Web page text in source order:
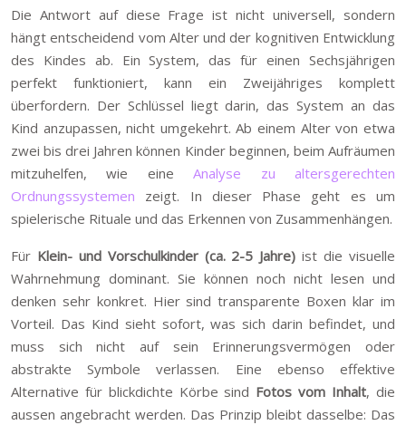
Die Antwort auf diese Frage ist nicht universell, sondern
hängt entscheidend vom Alter und der kognitiven Entwicklung
des Kindes ab. Ein System, das für einen Sechsjährigen
perfekt funktioniert, kann ein Zweijähriges komplett
überfordern. Der Schlüssel liegt darin, das System an das
Kind anzupassen, nicht umgekehrt. Ab einem Alter von etwa
zwei bis drei Jahren können Kinder beginnen, beim Aufräumen
mitzuhelfen, wie eineAnalyse zu altersgerechten
Ordnungssystemen zeigt. In dieser Phase geht es um
spielerische Rituale und das Erkennen von Zusammenhängen.
Für Klein- und Vorschulkinder (ca. 2-5 Jahre) ist die visuelle
Wahrnehmung dominant. Sie können noch nicht lesen und
denken sehr konkret. Hier sind transparente Boxen klar im
Vorteil. Das Kind sieht sofort, was sich darin befindet, und
muss sich nicht auf sein Erinnerungsvermögen oder
abstrakte Symbole verlassen. Eine ebenso effektive
Alternative für blickdichte Körbe sind Fotos vom Inhalt, die
aussen angebracht werden. Das Prinzip bleibt dasselbe: Das